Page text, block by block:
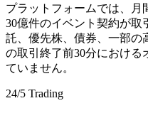
プラットフォームでは、月
30億件のイベント契約が
託、優先株、債券、一部の
の取引終了前30分における
ていません。
24/5 Trading